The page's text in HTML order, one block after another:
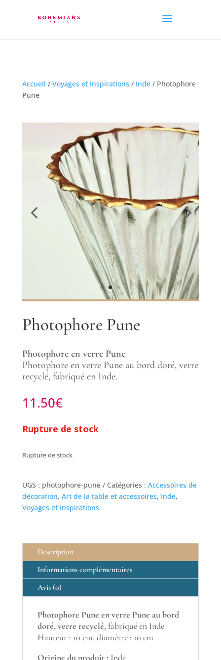
Accueil / Voyages et Inspirations / Inde/ Photophore
Pune
Photophore Pune
Photophore en verre Pune
Photophore en verre Pune au bord doré, verre
recyclé, fabriqué en Inde.
11.50€
Rupture de stock
Rupture de stock
UGS : photophore-pune Catégories : Accessoires de
décoration, Art de la table et accessoires, Inde,
Voyages et Inspirations
Description
Informations complémentaires
Avis (0)
Photophore Pune en verre Pune au bord
doré, verre recyclé, fabriqué en Inde
Hauteur : 10 cm, diamètre : 10 cm
Origine du produit : Inde.